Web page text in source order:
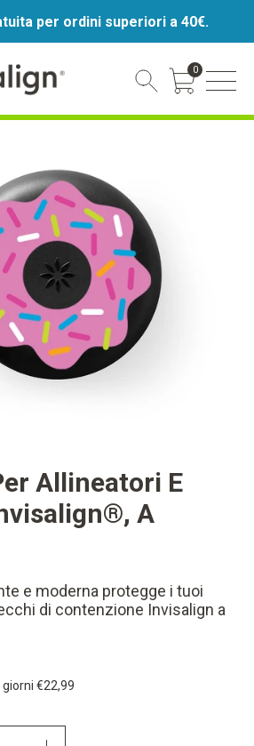
per ordini superiori a 40€.
0
Allineatori E
A
e moderna protegge i tuoi
di contenzione Invisalign a
giorni €22,99